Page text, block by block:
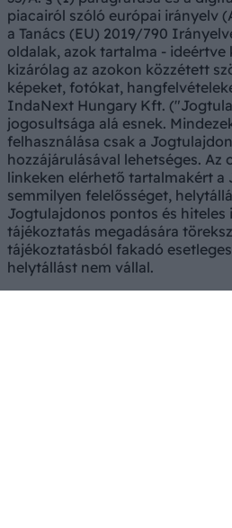
piacairól szóló európai irányelv
a Tanács (EU) 2019/790
oldalak, azok tartalma - ideértve
kizárólag az azokon közzétett
képeket, fotókat,
IndaNext Hungary Kft.
jogosultsága alá esnek.
felhasználása csak a
hozzájárulásával lehetséges. Az
linkeken elérhető tartalmakért a
semmilyen felelősséget,
Jogtulajdonos pontos és hiteles
tájékoztatás megadására
tájékoztatásból fakadó
helytállást nem vállal.